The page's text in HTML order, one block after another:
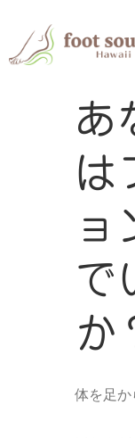
あ
は
ョ
で
か
体を足